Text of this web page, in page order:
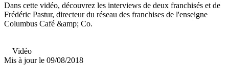
Dans cette vidéo, découvrez les interviews de deux franchisés et de
Frédéric Pastur, directeur du réseau des franchises de l'enseigne
Columbus Café &amp; Co.
Vidéo
Mis à jour le 09/08/2018